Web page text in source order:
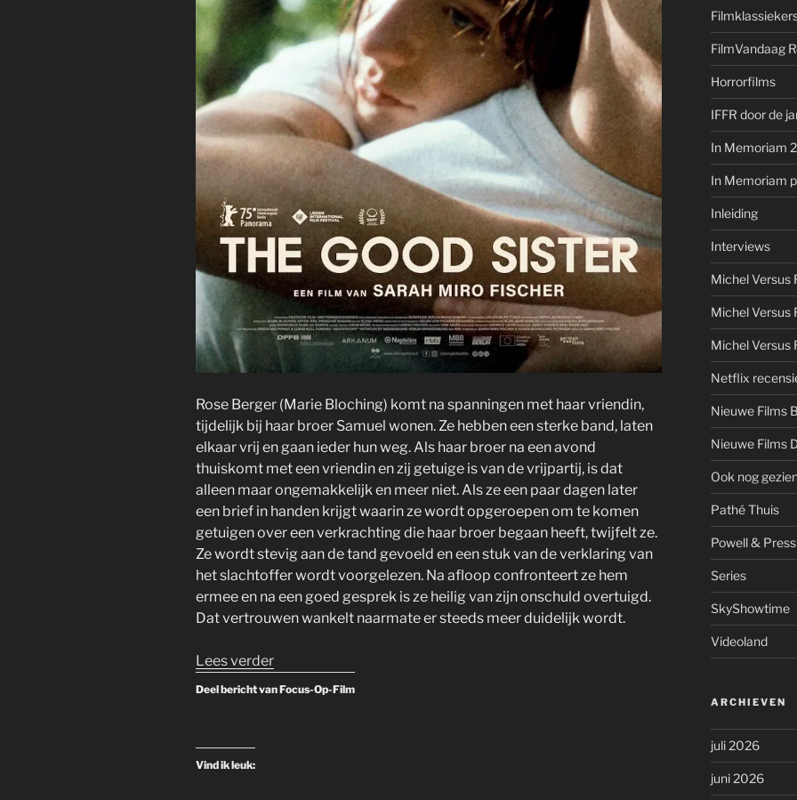
Rose Berger (Marie Bloching) komt na spanningen met haar vriendin,
tijdelijk bij haar broer Samuel wonen. Ze hebben een sterke band, laten
elkaar vrij en gaan ieder hun weg. Als haar broer na een avond
thuiskomt met een vriendin en zij getuige is van de vrijpartij, is dat
alleen maar ongemakkelijk en meer niet. Als ze een paar dagen later
een brief in handen krijgt waarin ze wordt opgeroepen om te komen
getuigen over een verkrachting die haar broer begaan heeft, twijfelt ze.
Ze wordt stevig aan de tand gevoeld en een stuk van de verklaring van
het slachtoffer wordt voorgelezen. Na afloop confronteert ze hem
ermee en na een goed gesprek is ze heilig van zijn onschuld overtuigd.
Dat vertrouwen wankelt naarmate er steeds meer duidelijk wordt.
Lees verder“The
Deel bericht van Focus-Op-Film
Vind ik leuk:
FilmVandaag
Horrorfilms
IFFR door de
In Memoriam
In Memoriam
Inleiding
Interviews
Michel Versus
Michel Versus
Michel Versus
Netflix
Nieuwe Films
Nieuwe Films
Ook nog
Pathé Thuis
Powell &
Series
SkyShowtime
Videoland
ARCHIEVEN
juli 2026
juni 2026